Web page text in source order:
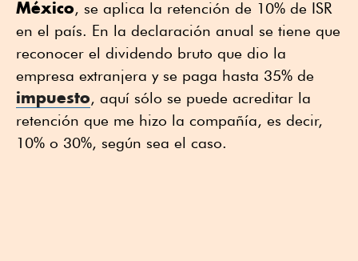
México, se aplica la retención de 10% de ISR
en el país. En la declaración anual se tiene que
reconocer el dividendo bruto que dio la
empresa extranjera y se paga hasta 35% de
impuesto, aquí sólo se puede acreditar la
retención que me hizo la compañía, es decir,
10% o 30%, según sea el caso.